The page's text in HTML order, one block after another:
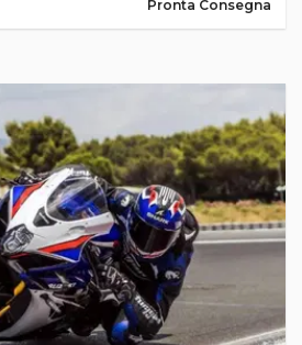
Pronta Consegna